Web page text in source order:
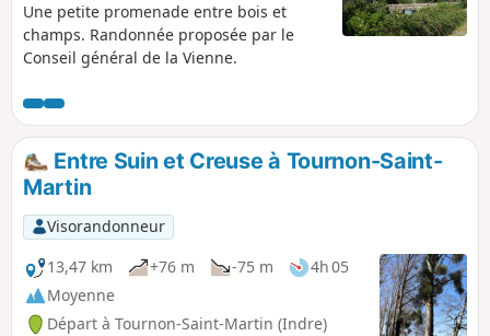
Une petite promenade entre bois et
champs. Randonnée proposée par le
Conseil général de la Vienne.
Entre Suin et Creuse à Tournon-Saint-
Martin
Visorandonneur
13,47 km
+76 m -75 m
4h 05
Moyenne
Départ à Tournon-Saint-Martin (Indre)